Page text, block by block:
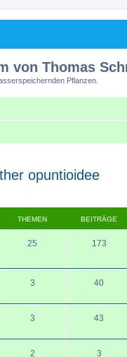
von Thomas
Pflanzen.
opuntioidee
THEMEN BEITRÄGE
25 173
3 40
3 43
2 3